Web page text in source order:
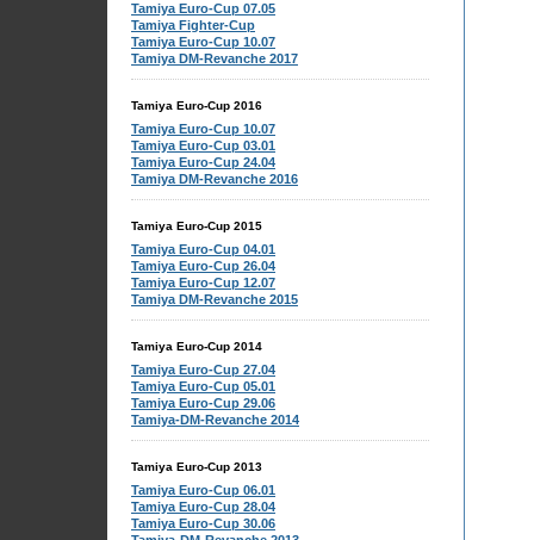
Tamiya Euro-Cup 07.05
Tamiya Fighter-Cup
Tamiya Euro-Cup 10.07
Tamiya DM-Revanche 2017
Tamiya Euro-Cup 2016
Tamiya Euro-Cup 10.07
Tamiya Euro-Cup 03.01
Tamiya Euro-Cup 24.04
Tamiya DM-Revanche 2016
Tamiya Euro-Cup 2015
Tamiya Euro-Cup 04.01
Tamiya Euro-Cup 26.04
Tamiya Euro-Cup 12.07
Tamiya DM-Revanche 2015
Tamiya Euro-Cup 2014
Tamiya Euro-Cup 27.04
Tamiya Euro-Cup 05.01
Tamiya Euro-Cup 29.06
Tamiya-DM-Revanche 2014
Tamiya Euro-Cup 2013
Tamiya Euro-Cup 06.01
Tamiya Euro-Cup 28.04
Tamiya Euro-Cup 30.06